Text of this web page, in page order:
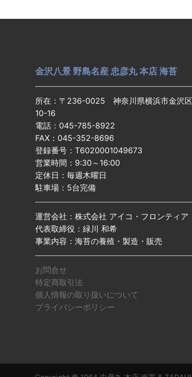
金沢八景 野島名産 忠彦丸 本店 海苔
所在：〒236-0025 神奈川県横浜市金沢
10-16
電話：045-785-8922
FAX：045-352-8696
登録番号：T6020001049673
営業時間：9:30～16:00
定休日：毎週木曜日
駐車場：5台完備
運営会社：株式会社 アイコ・フロンティア
代表取締役：緑川 和希
事業内容：海苔の養殖・製造・販売
お問合せ
特定商取引法
個人情報の取り扱いについて
プライバシーポリシー